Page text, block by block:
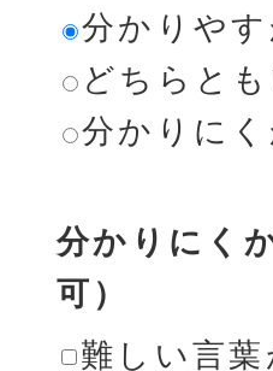
分かりや
どちらと
分かりに
分かりにく
可）
難しい言葉